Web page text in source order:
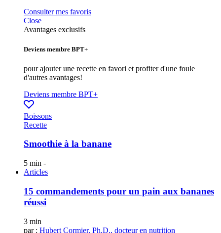
Consulter mes favoris
Close
Avantages exclusifs
Deviens membre BPT+
pour ajouter une recette en favori et profiter d'une foule
d'autres avantages!
Deviens membre BPT+
Boissons
Recette
Smoothie à la banane
5 min -
Articles
15 commandements pour un pain aux bananes
réussi
3 min
par : Hubert Cormier, Ph.D., docteur en nutrition